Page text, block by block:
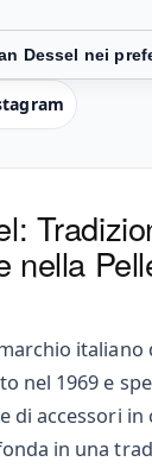
nella
nel 1969 e
di accessori in
in una